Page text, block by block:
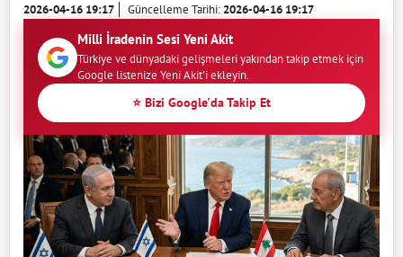
2026-04-16 19:17 Güncelleme Tarihi:2026-04-16 19:17
Milli İradenin Sesi Yeni Akit
Türkiye ve dünyadaki gelişmeleri yakından takip etmek için
Google listenize Yeni Akit'i ekleyin.
⭐ Bizi Google'da Takip Et